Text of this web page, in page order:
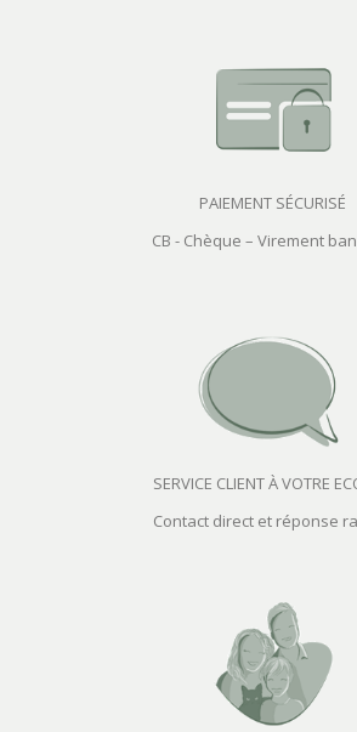
PAIEMENT SÉCURISÉ
CB - Chèque – Virement
SERVICE CLIENT À VOTRE
Contact direct et réponse